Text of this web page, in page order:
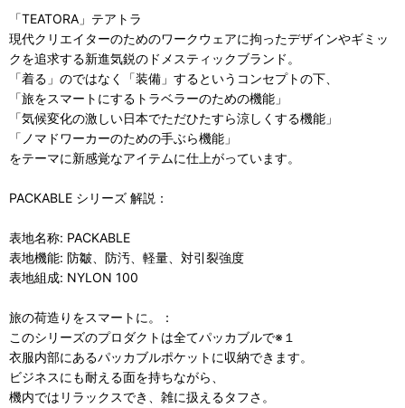
「TEATORA」テアトラ
現代クリエイターのためのワークウェアに拘ったデザインやギミッ
クを追求する新進気鋭のドメスティックブランド。
「着る」のではなく「装備」するというコンセプトの下、
「旅をスマートにするトラベラーのための機能」
「気候変化の激しい日本でただひたすら涼しくする機能」
「ノマドワーカーのための手ぶら機能」
をテーマに新感覚なアイテムに仕上がっています。
PACKABLE シリーズ 解説：
表地名称: PACKABLE
表地機能: 防皺、防汚、軽量、対引裂強度
表地組成: NYLON 100
旅の荷造りをスマートに。：
このシリーズのプロダクトは全てパッカブルで※１
衣服内部にあるパッカブルポケットに収納できます。
ビジネスにも耐える面を持ちながら、
機内ではリラックスでき、雑に扱えるタフさ。